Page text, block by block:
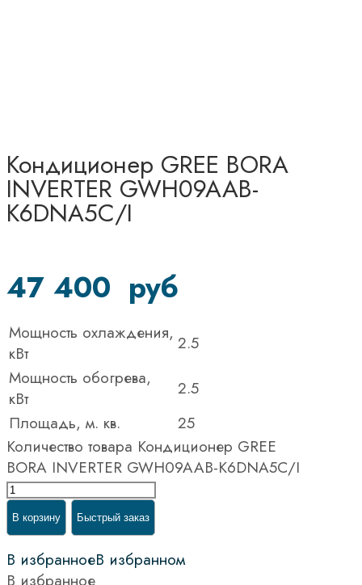
Кондиционер GREE BORA
INVERTER GWH09AAB-
K6DNA5C/I
47 400 руб
Мощность охлаждения,
кВт
2.5
Мощность обогрева,
кВт
2.5
Площадь, м. кв.
25
Количество товара Кондиционер GREE
BORA INVERTER GWH09AAB-K6DNA5C/I
В корзину Быстрый заказ
В избранноеВ избранном
В избранное